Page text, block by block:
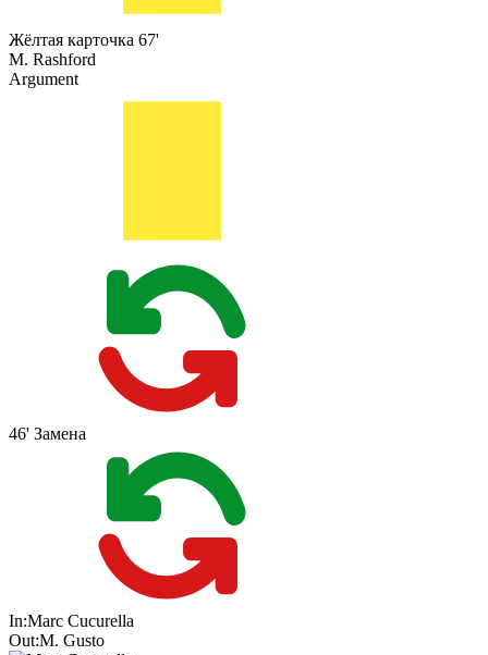
Жёлтая карточка 67'
M. Rashford
Argument
46' Замена
In:Marc Cucurella
Out:M. Gusto